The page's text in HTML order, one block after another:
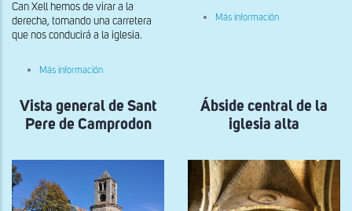
Can Xell hemos de virar a la
derecha, tomando una carretera
que nos conducirá a la iglesia.
Más información
de
Miquel
Cot
Más información
de
Ripoll
Vista general de Sant
Pere de Camprodon
Ábside central de la
iglesia alta